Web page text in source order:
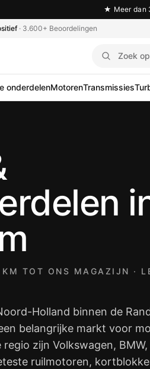
★ Meer dan
· 3.600+ Beoordelingen
onderdelenMotorenTransmissies
TOT ONS MAGAZIJN ·
Holland binnen de
belangrijke markt voor
zijn Volkswagen,
ruilmotoren,